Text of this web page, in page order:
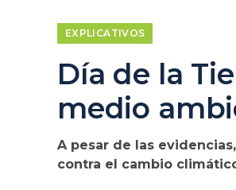
EXPLICATIVOS
Día de la
medio
A pesar de las
contra el cambio